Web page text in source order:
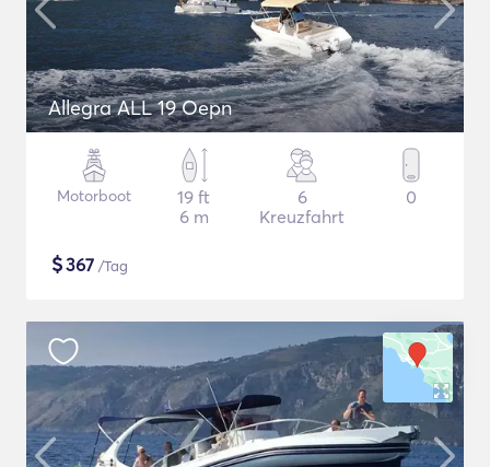
Allegra ALL 19 Oepn
Motorboot
19 ft
6 m
6
Kreuzfahrt
0
$367 /Tag